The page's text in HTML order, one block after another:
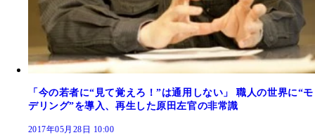
「今の若者に“見て覚えろ！”は通用しない」 職人の世界に“モ
デリング”を導入、再生した原田左官の非常識
2017年05月28日 10:00